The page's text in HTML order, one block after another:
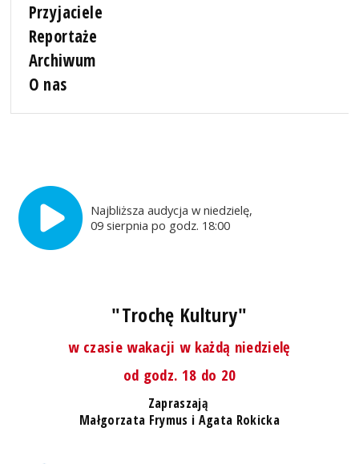
Przyjaciele
Reportaże
Archiwum
O nas
Najbliższa audycja w niedzielę,
09 sierpnia po godz. 18:00
"Trochę Kultury"
w czasie wakacji w każdą niedzielę
od godz. 18 do 20
Zapraszają
Małgorzata Frymus i Agata Rokicka